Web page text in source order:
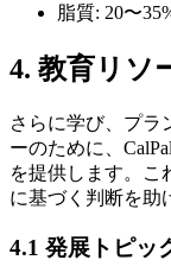
脂質: 20〜
4. 教育リソ
さらに学び、プラ
ーのために、
を提供します。こ
に基づく判断を助
4.1 発展トピッ